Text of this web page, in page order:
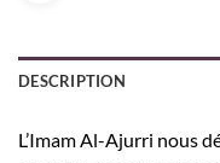
DESCRIPTION
L’Imam Al-Ajurri nous